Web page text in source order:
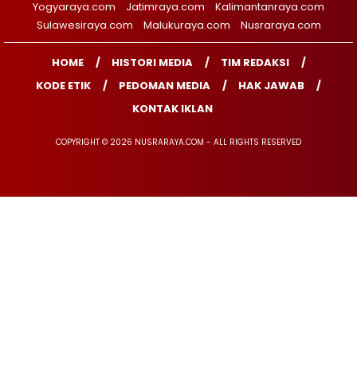
Yogyaraya.com
Jatimraya.com
Kalimantanraya.com
Sulawesiraya.com
Malukuraya.com Nusraraya.com
HOME HISTORI MEDIA
TIM REDAKSI
KODE ETIK
PEDOMAN MEDIA
HAK JAWAB
KONTAK IKLAN
COPYRIGHT © 2026 NUSRARAYA.COM - ALL RIGHTS RESERVED